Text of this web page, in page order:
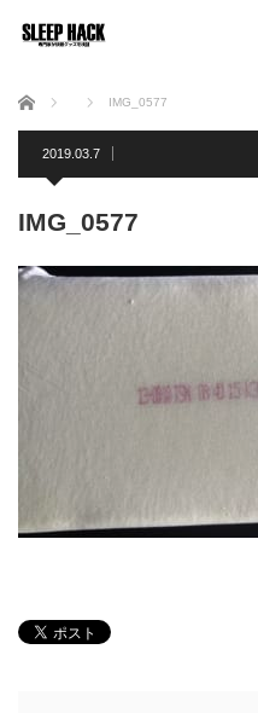
ホーム IMG_0577
2019.03.7
IMG_0577